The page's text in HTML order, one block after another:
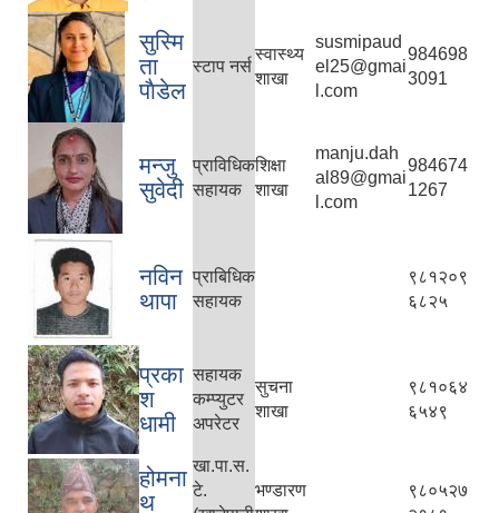
सुस्मि
ता
पाैडेल
स्टाप नर्स
स्वास्थ्य
शाखा
susmipaud
el25@gmai
l.com
984698
3091
मन्जु
सुवेदी
प्राविधिक
सहायक
शिक्षा
शाखा
manju.dah
al89@gmai
l.com
984674
1267
नविन
थापा
प्राबिधिक
सहायक
९८१२०९
६८२५
प्रका
श
धामी
सहायक
कम्प्युटर
अपरेटर
सुचना
शाखा
९८१०६४
६५४९
होमना
थ
खा‍.पा.स.
टे.
भण्डारण
९८०५२७